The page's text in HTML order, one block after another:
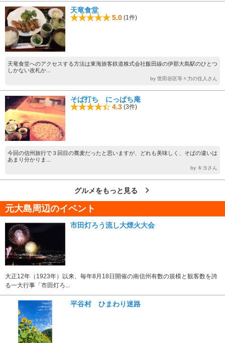
天竜食堂
5.0 (1件)
天竜食堂へのアクセスする方法は東海旅客鉄道株式会社飯田線の伊那大島駅のひとつ
しかない改札か...
by 世田谷区等々力の住人さん
そば打ち にっぱち庵
4.3 (3件)
今回の信州旅行で３回目の蕎麦だったと思いますが、どれも美味しく、そばの違いは
あまり分かりま...
by キヨさん
グルメをもっと見る
元大島周辺のイベント
市田灯ろう流し大煙火大会
大正12年（1923年）以来、毎年8月18日開催の南信州有数の規模と観客数を誇
る一大行事「市田灯ろ...
平谷村 ひまわり迷路